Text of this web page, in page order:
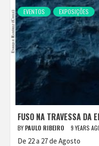
EVENTOS EXPOSIÇÕES
FUSO NA TRAVESSA DA
BY PAULO RIBEIRO 9 YEARS
De 22 a 27 de Agosto